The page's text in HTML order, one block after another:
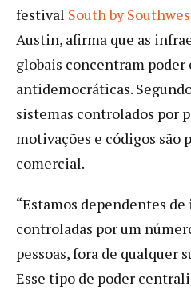
festival South by
Austin, afirma que as
globais concentram poder
antidemocráticas.
sistemas controlados por
motivações e códigos são
comercial.
“Estamos dependentes
controladas por um
pessoas, fora de qualquer
Esse tipo de poder